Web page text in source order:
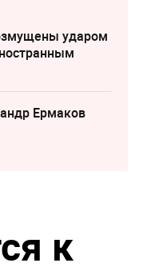
ударом
Ермаков
к